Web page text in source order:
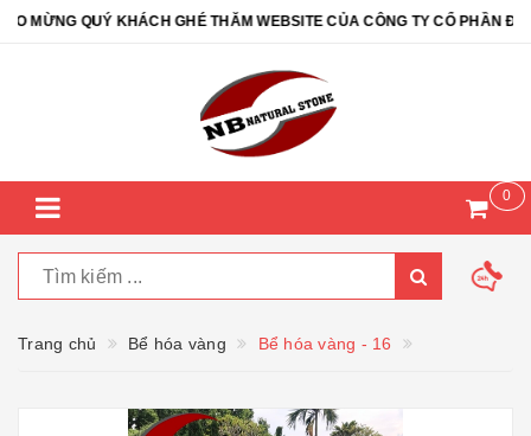
MỪNG QUÝ KHÁCH GHÉ THĂM WEBSITE CỦA CÔNG TY CỔ PHẦN ĐÁ
0
Trang chủ Bể hóa vàng Bể hóa vàng - 16